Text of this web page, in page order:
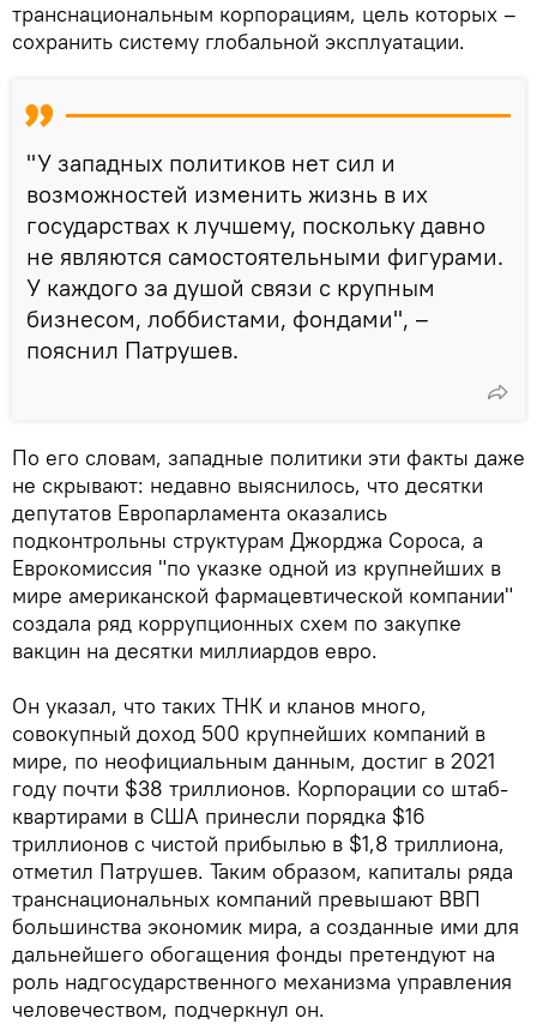
транснациональным корпорациям, цель которых –
сохранить систему глобальной эксплуатации.
"У западных политиков нет сил и
возможностей изменить жизнь в их
государствах к лучшему, поскольку давно
не являются самостоятельными фигурами.
У каждого за душой связи с крупным
бизнесом, лоббистами, фондами", –
пояснил Патрушев.
По его словам, западные политики эти факты даже
не скрывают: недавно выяснилось, что десятки
депутатов Европарламента оказались
подконтрольны структурам Джорджа Сороса, а
Еврокомиссия "по указке одной из крупнейших в
мире американской фармацевтической компании"
создала ряд коррупционных схем по закупке
вакцин на десятки миллиардов евро.
Он указал, что таких ТНК и кланов много,
совокупный доход 500 крупнейших компаний в
мире, по неофициальным данным, достиг в 2021
году почти $38 триллионов. Корпорации со штаб-
квартирами в США принесли порядка $16
триллионов с чистой прибылью в $1,8 триллиона,
отметил Патрушев. Таким образом, капиталы ряда
транснациональных компаний превышают ВВП
большинства экономик мира, а созданные ими для
дальнейшего обогащения фонды претендуют на
роль надгосударственного механизма управления
человечеством, подчеркнул он.